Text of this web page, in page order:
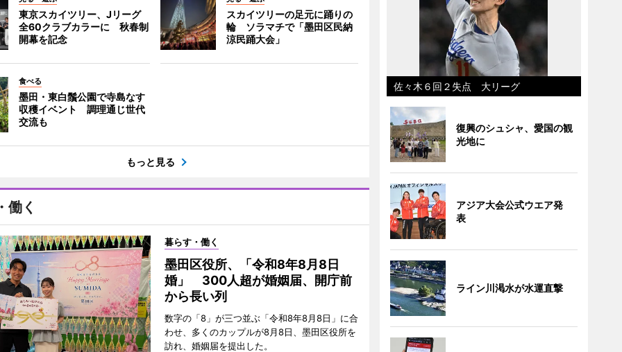
東京スカイツリー、Jリーグ
全60クラブカラーに 秋春制
開幕を記念
スカイツリーの足元に踊りの
輪 ソラマチで「墨田区民納
涼民踊大会」
食べる
墨田・東白鬚公園で寺島なす
収穫イベント 調理通じ世代
交流も
もっと見る
働く
暮らす・働く
墨田区役所、「令和8年8月8日
婚」 300人超が婚姻届、開庁前
から長い列
数字の「8」が三つ並ぶ「令和8年8月8日」に合
わせ、多くのカップルが8月8日、墨田区役所を
訪れ、婚姻届を提出した。
佐々木６回２失点 大リーグ
復興のシュシャ、愛国の観
光地に
アジア大会公式ウエア発
表
ライン川渇水が水運直撃